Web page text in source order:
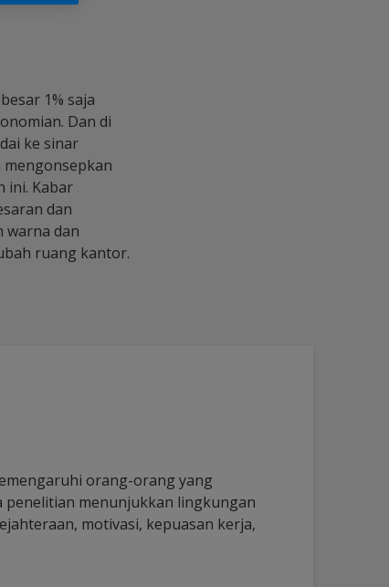
1% saja
Dan di
ke sinar
ini. Kabar
dan
warna dan
ruang kantor.
orang-orang yang
penelitian menunjukkan lingkungan
motivasi, kepuasan kerja,